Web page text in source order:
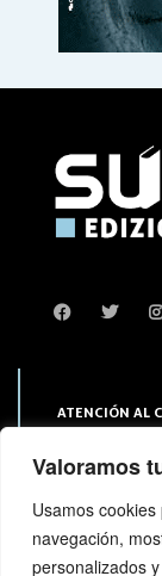
Valoramos
Usamos
navegación,
personalizados
ATENCIÓN AL
944 169